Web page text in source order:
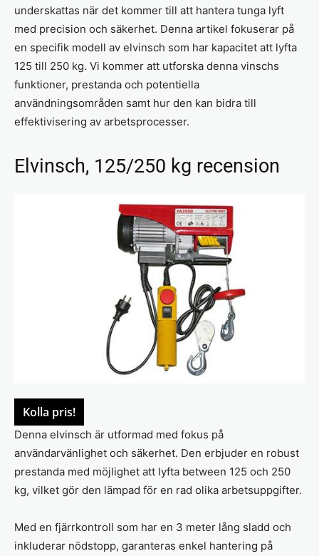
underskattas när det kommer till att hantera tunga lyft
med precision och säkerhet. Denna artikel fokuserar på
en specifik modell av elvinsch som har kapacitet att lyfta
125 till 250 kg. Vi kommer att utforska denna vinschs
funktioner, prestanda och potentiella
användningsområden samt hur den kan bidra till
effektivisering av arbetsprocesser.
Elvinsch, 125/250 kg recension
Kolla pris!
Denna elvinsch är utformad med fokus på
användarvänlighet och säkerhet. Den erbjuder en robust
prestanda med möjlighet att lyfta between 125 och 250
kg, vilket gör den lämpad för en rad olika arbetsuppgifter.
Med en fjärrkontroll som har en 3 meter lång sladd och
inkluderar nödstopp, garanteras enkel hantering på